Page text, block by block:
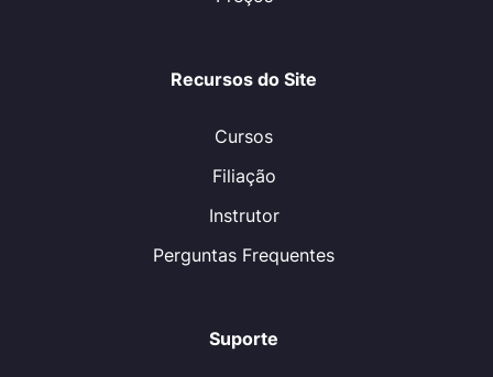
Recursos do Site
Cursos
Filiação
Instrutor
Perguntas Frequentes
Suporte